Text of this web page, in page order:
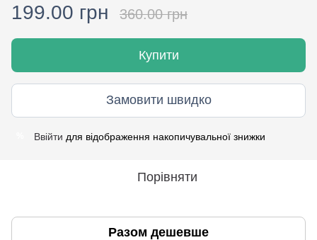
199.00 грн 360.00 грн
Купити
Замовити швидко
Ввійти для відображення накопичувальної знижки
Порівняти
Разом дешевше